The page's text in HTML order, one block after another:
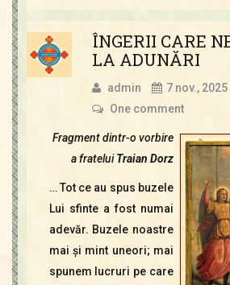
ÎNGERII CARE
LA ADUNĂRI
admin 7 nov., 2025
One comment
Fragment dintr-o vorbire
a frateluiTraian Dorz
… Tot ce au spus buzele
Lui sfinte a fost numai
adevăr. Buzele noastre
mai şi mint uneori; mai
spunem lucruri pe care